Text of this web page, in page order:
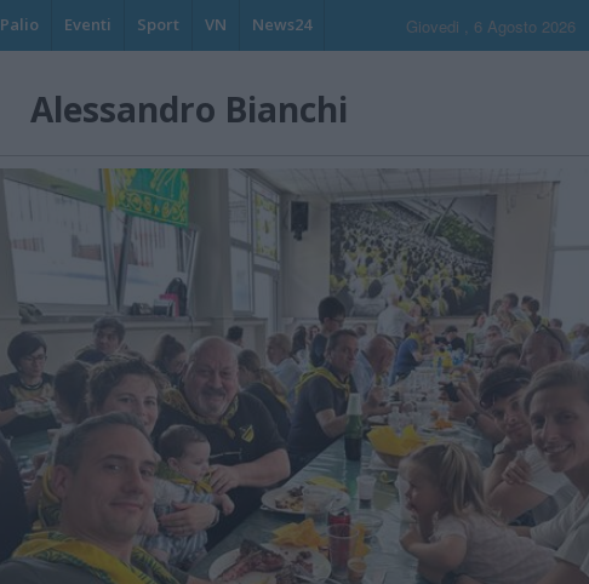
Palio Eventi Sport VN News24 Giovedi , 6 Agosto 2026
Alessandro Bianchi